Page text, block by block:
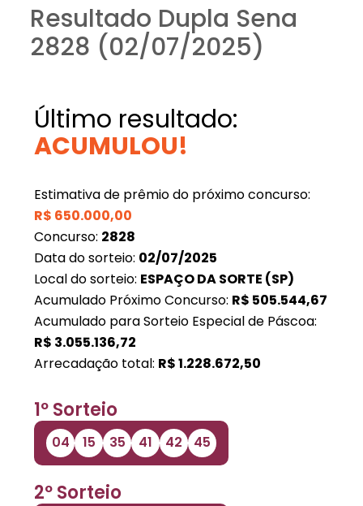
Resultado Dupla Sena
2828 (02/07/2025)
Último resultado:
ACUMULOU!
Estimativa de prêmio do próximo concurso:
R$ 650.000,00
Concurso: 2828
Data do sorteio: 02/07/2025
Local do sorteio: ESPAÇO DA SORTE (SP)
Acumulado Próximo Concurso: R$ 505.544,67
Acumulado para Sorteio Especial de Páscoa:
R$ 3.055.136,72
Arrecadação total: R$1.228.672,50
1º Sorteio
04 15 35 41 42 45
2º Sorteio